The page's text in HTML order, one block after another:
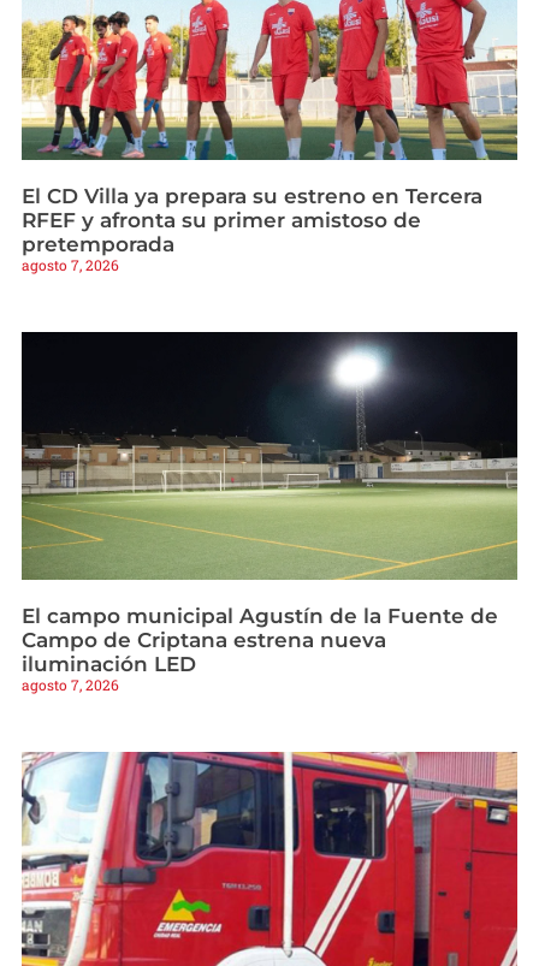
El CD Villa ya prepara su estreno en Tercera
RFEF y afronta su primer amistoso de
pretemporada
agosto 7, 2026
El campo municipal Agustín de la Fuente de
Campo de Criptana estrena nueva
iluminación LED
agosto 7, 2026